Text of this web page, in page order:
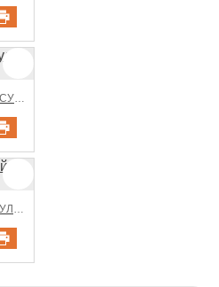
ОСЛЕПИТЕЛЬНАЯ ГУЛ СУРЕТИ РАСКРАСКА
РАСКРАСКА СМЕЛЫЙ ГУЛЬ СУРЕТИ